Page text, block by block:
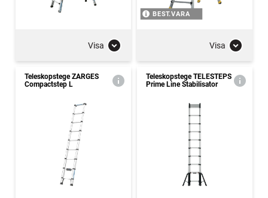
Visa
BEST.VARA
Visa
Teleskopstege ZARGES
Compactstep L
Teleskopstege TELESTEPS
Prime Line Stabilisator